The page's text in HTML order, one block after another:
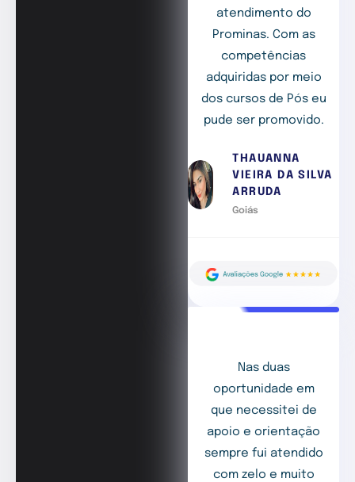
atendimento do
Prominas. Com as
competências
adquiridas por meio
dos cursos de Pós eu
pude ser promovido.
THAUANNA
VIEIRA DA SILVA
ARRUDA
Goiás
Nas duas
oportunidade em
que necessitei de
apoio e orientação
sempre fui atendido
com zelo e muito